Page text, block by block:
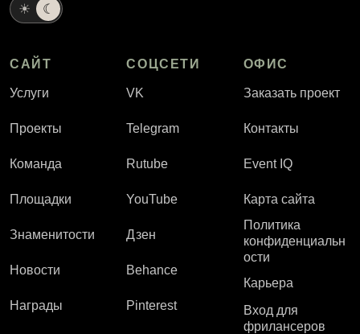
☀ ☾
САЙТ
Услуги
Проекты
Команда
Площадки
Знаменитости
Новости
Награды
СОЦСЕТИ
VK
Telegram
Rutube
YouTube
Дзен
Behance
Pinterest
ОФИС
Заказать проект
Контакты
Event IQ
Карта сайта
Политика
конфиденциальн
ости
Карьера
Вход для
фрилансеров